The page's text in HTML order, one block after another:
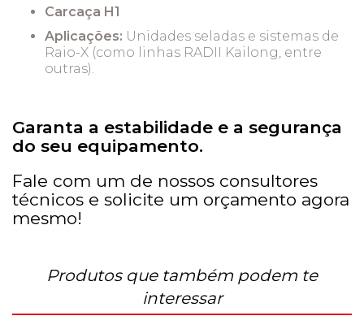
Carcaça H1
Aplicações: Unidades seladas e sistemas de
Raio-X (como linhas RADII Kailong, entre
outras).
Garanta a estabilidade e a segurança
do seu equipamento.
Fale com um de nossos consultores
técnicos e solicite um orçamento agora
mesmo!
Produtos que também podem te
interessar